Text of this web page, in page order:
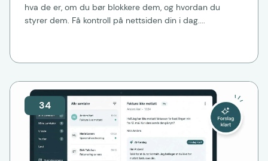
hva de er, om du bør blokkere dem, og hvordan du
styrer dem. Få kontroll på nettsiden din i dag....
34